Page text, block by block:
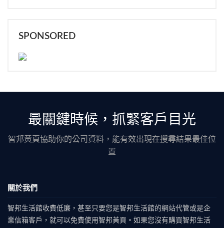
SPONSORED
最關鍵時候，抓緊客戶目光
智邦黃頁協助你的公司資料，能有效出現在搜尋結果最佳位
置
關於我們
智邦生活館收費低廉，甚至只要您是智邦生活館的網站代管或是企
業信箱客戶，就可以免費使用智邦黃頁。如果您沒有購買智邦生活